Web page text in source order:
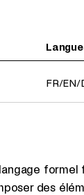
FR/EN/
formel
des